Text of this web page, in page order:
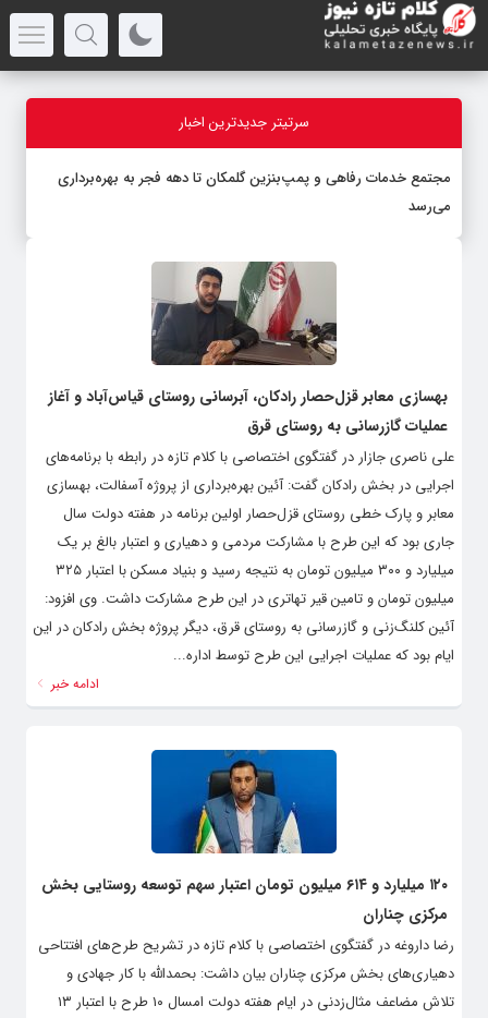
سرتیتر جدیدترین اخبار
مجتمع خدمات رفاهی و پمپ‌بنزین گلمکان تا دهه فجر به بهره‌برداری
می‌رسد
بهسازی معابر قزل‌حصار رادکان، آبرسانی روستای قیاس‌آباد و آغاز
عملیات گازرسانی به روستای قرق
علی ناصری جازار در گفتگوی اختصاصی با کلام تازه در رابطه با برنامه‌های
اجرایی در بخش رادکان گفت: آئین بهره‌برداری از پروژه آسفالت، بهسازی
معابر و پارک خطی روستای قزل‌حصار اولین برنامه در هفته دولت سال
جاری بود که این طرح با مشارکت مردمی و دهیاری و اعتبار بالغ بر یک
میلیارد و ۳۰۰ میلیون تومان به نتیجه رسید و بنیاد مسکن با اعتبار ۳۲۵
میلیون تومان و تامین قیر تهاتری در این طرح مشارکت داشت. وی افزود:
آئین کلنگ‌زنی و گازرسانی به روستای قرق، دیگر پروژه بخش رادکان در این
ایام بود که عملیات اجرایی این طرح توسط اداره...
ادامه خبر
۱۲۰ میلیارد و ۶۱۴ میلیون تومان اعتبار سهم توسعه روستایی بخش
مرکزی چناران
رضا داروغه در گفتگوی اختصاصی با کلام تازه در تشریح طرح‌های افتتاحی
دهیاری‌های بخش مرکزی چناران بیان داشت: بحمدالله با کار جهادی و
تلاش مضاعف مثال‌زدنی در ایام هفته دولت امسال ۱۰ طرح با اعتبار ۱۳